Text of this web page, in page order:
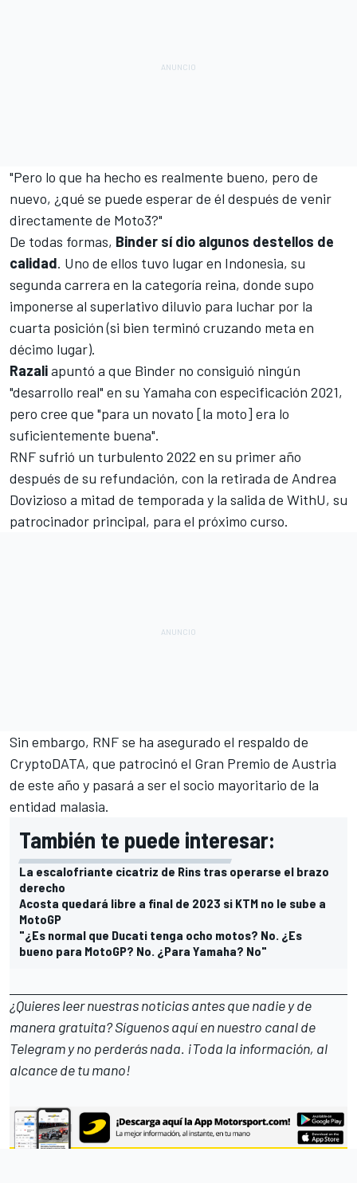
"Pero lo que ha hecho es realmente bueno, pero de
nuevo, ¿qué se puede esperar de él después de venir
directamente de Moto3?"
De todas formas, Binder sí dio algunos destellos de
calidad. Uno de ellos tuvo lugar en Indonesia, su
segunda carrera en la categoría reina, donde supo
imponerse al superlativo diluvio para luchar por la
cuarta posición (si bien terminó cruzando meta en
décimo lugar).
Razaliapuntó a que Binder no consiguió ningún
"desarrollo real" en su Yamaha con especificación 2021,
pero cree que "para un novato [la moto] era lo
suficientemente buena".
RNF sufrió un turbulento 2022 en su primer año
después de su refundación, con la retirada de Andrea
Dovizioso a mitad de temporada y la salida de WithU, su
patrocinador principal, para el próximo curso.
Sin embargo, RNF se ha asegurado el respaldo de
CryptoDATA, que patrocinó el Gran Premio de Austria
de este año y pasará a ser el socio mayoritario de la
entidad malasia.
También te puede interesar:
La escalofriante cicatriz de Rins tras operarse el brazo
derecho
Acosta quedará libre a final de 2023 si KTM no le sube a
MotoGP
"¿Es normal que Ducati tenga ocho motos? No. ¿Es
bueno para MotoGP? No. ¿Para Yamaha? No"
¿Quieres leer nuestras noticias antes que nadie y de
manera gratuita? Síguenosaquí en nuestro canal de
Telegramy no perderás nada. ¡Toda la información, al
alcance de tu mano!